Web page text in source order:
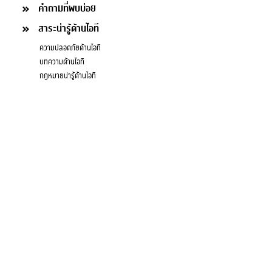
คำถามที่พบบ่อย
สาระน่ารู้ด้านไอที
ความปลอดภัยด้านไอที
บทความด้านไอที
กฎหมายน่ารู้ด้านไอที